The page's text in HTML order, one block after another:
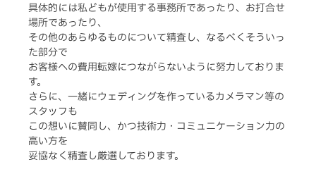
具体的には私どもが使用する事務所であったり、お打合せ
場所であったり、
その他のあらゆるものについて精査し、なるべくそういっ
た部分で
お客様への費用転嫁につながらないように努力しておりま
す。
さらに、一緒にウェディングを作っているカメラマン等の
スタッフも
この想いに賛同し、かつ技術力・コミュニケーション力の
高い方を
妥協なく精査し厳選しております。